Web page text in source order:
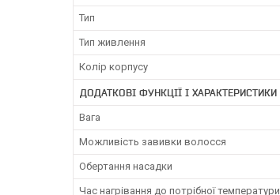
Тип
Тип живлення
Колір корпусу
ДОДАТКОВІ ФУНКЦІЇ І ХАРАКТЕРИСТИКИ
Вага
Можливість завивки волосся
Обертання насадки
Час нагрівання до потрібної температури